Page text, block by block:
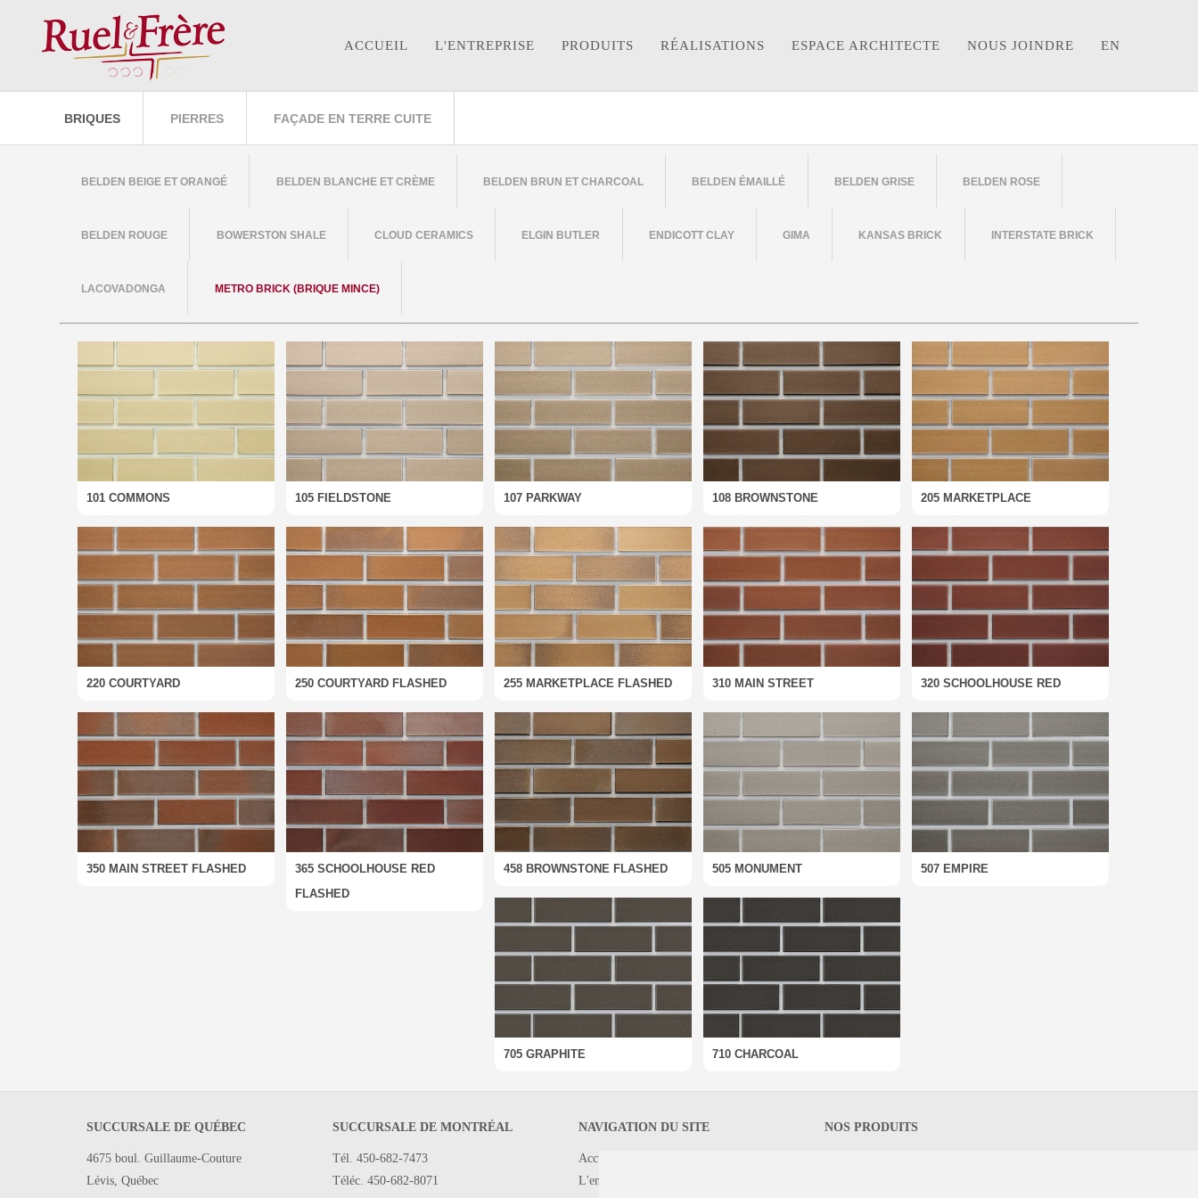
ACCUEIL L'ENTREPRISE PRODUITS RÉALISATIONS ESPACE ARCHITECTE NOUS JOINDRE EN
BRIQUES PIERRES FAÇADE EN TERRE CUITE
BELDEN BEIGE ET ORANGÉ BELDEN BLANCHE ET CRÈME BELDEN BRUN ET CHARCOAL BELDEN ÉMAILLÉ BELDEN GRISE BELDEN ROSE
BELDEN ROUGE BOWERSTON SHALE CLOUD CERAMICS ELGIN BUTLER ENDICOTT CLAY GIMA KANSAS BRICK INTERSTATE BRICK
LACOVADONGA METRO BRICK (BRIQUE MINCE)
101 COMMONS 105 FIELDSTONE 107 PARKWAY 108 BROWNSTONE 205 MARKETPLACE
220 COURTYARD 250 COURTYARD FLASHED 255 MARKETPLACE FLASHED 310 MAIN STREET 320 SCHOOLHOUSE RED
350 MAIN STREET FLASHED
365 SCHOOLHOUSE RED
FLASHED
458 BROWNSTONE FLASHED 505 MONUMENT 507 EMPIRE
705 GRAPHITE 710 CHARCOAL
SUCCURSALE DE QUÉBEC
4675 boul. Guillaume-Couture
Lévis, Québec
SUCCURSALE DE MONTRÉAL
Tél. 450-682-7473
Téléc. 450-682-8071
NAVIGATION DU SITE
Accueil
L'entreprise
NOS PRODUITS